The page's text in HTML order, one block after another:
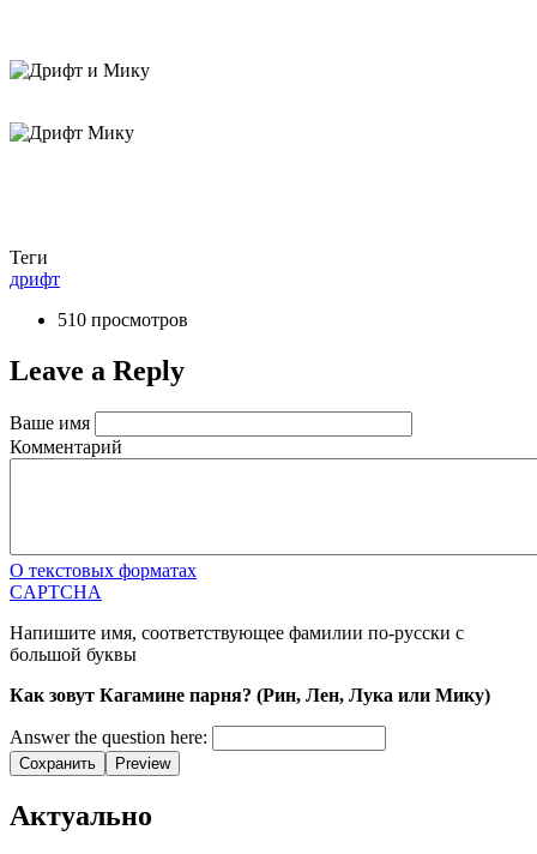
Теги
дрифт
510 просмотров
Leave a Reply
Ваше имя
Комментарий
О текстовых форматах
CAPTCHA
Напишите имя, соответствующее фамилии по-русски с
большой буквы
Как зовут Кагамине парня? (Рин, Лен, Лука или Мику)
Answer the question here:
Сохранить Preview
Актуально